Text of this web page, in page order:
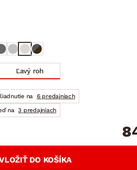
Ľavý roh
na 6 predajniach
na 3 predajniach
DO KOŠÍKA